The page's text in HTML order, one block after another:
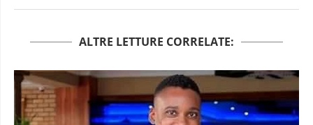
ALTRE LETTURE CORRELATE: